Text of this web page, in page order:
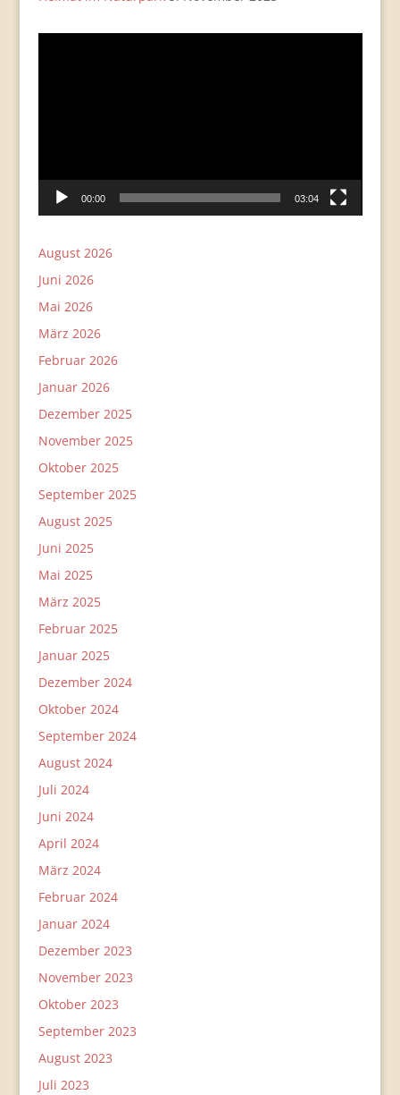
00:00 03:04
August 2026
Juni 2026
Mai 2026
März 2026
Februar 2026
Januar 2026
Dezember 2025
November 2025
Oktober 2025
September 2025
August 2025
Juni 2025
Mai 2025
März 2025
Februar 2025
Januar 2025
Dezember 2024
Oktober 2024
September 2024
August 2024
Juli 2024
Juni 2024
April 2024
März 2024
Februar 2024
Januar 2024
Dezember 2023
November 2023
Oktober 2023
September 2023
August 2023
Juli 2023